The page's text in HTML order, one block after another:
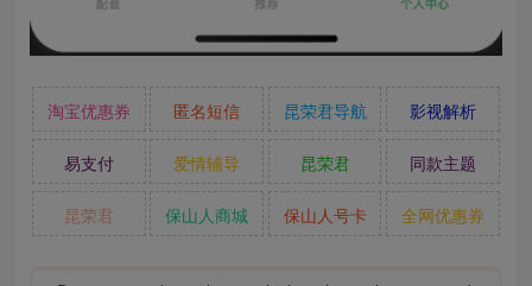
淘宝优惠券 匿名短信 昆荣君导航 影视解析
易支付 爱情辅导 昆荣君 同款主题
昆荣君 保山人商城 保山人号卡 全网优惠券